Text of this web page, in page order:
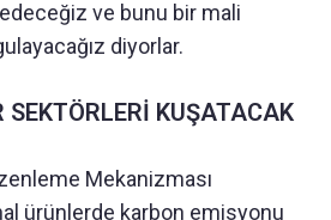
ve bunu bir mali
diyorlar.
KUŞATACAK
Mekanizması
ürünlerde karbon emisyonu